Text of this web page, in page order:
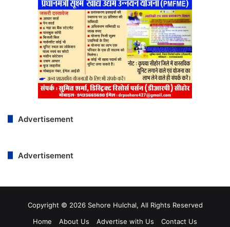
Advertisement
Advertisement
Copyright © 2026 Sehore Hulchal, All Rights Reserved
Home
About Us Advertise with Us Contact Us